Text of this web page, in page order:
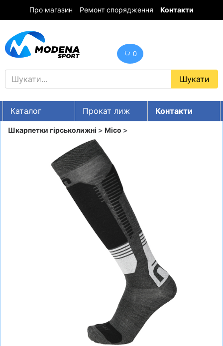
Про магазин Ремонт спорядження Контакти
0
Каталог Прокат лиж
Контакти
UA RU EN
ГІРСЬКІ ЛИЖІ
СНОУБОРДИ
ШОЛОМИ, ЗАХИСТ, ОКУЛЯРИ
ВОДНІ ВИДИ СПОРТУ
Шкарпетки гірськолижні > Mico >